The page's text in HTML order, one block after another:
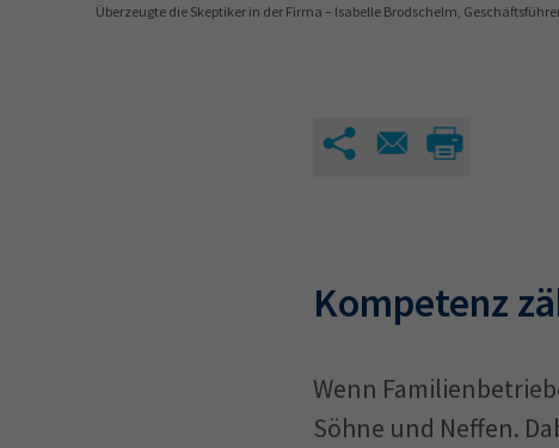
Überzeugte die Skeptiker in der Firma – Isabelle Brodschelm,
Kompetenz
Wenn
Söhne und Neffen.